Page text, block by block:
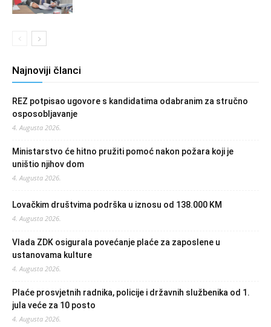
Najnoviji članci
REZ potpisao ugovore s kandidatima odabranim za stručno
osposobljavanje
4. Augusta 2026.
Ministarstvo će hitno pružiti pomoć nakon požara koji je
uništio njihov dom
4. Augusta 2026.
Lovačkim društvima podrška u iznosu od 138.000 KM
4. Augusta 2026.
Vlada ZDK osigurala povećanje plaće za zaposlene u
ustanovama kulture
4. Augusta 2026.
Plaće prosvjetnih radnika, policije i državnih službenika od 1.
jula veće za 10 posto
4. Augusta 2026.